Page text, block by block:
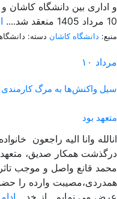
و اداری بین دانشگاه
10 مرداد 1405 منعقد شد....
منبع: دانشگاه کاشان دسته:
۱۰ مرداد
سیل واکنش‌ها به مرگ
متعهد بود
انالله وانا الیه راجعون
درگذشت همکار صدیق،
محمد قانع واصل و موجب تاثر
همدردی،مصیبت وارده را
عرض می نمایم. از خد...